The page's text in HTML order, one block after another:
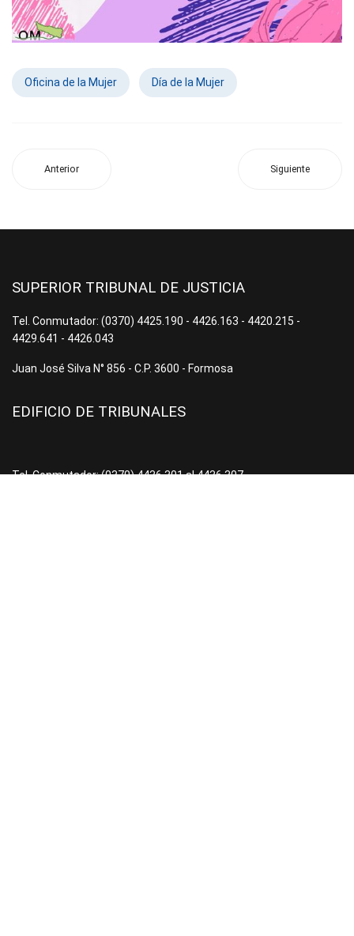
Oficina de la Mujer Día de la Mujer
Anterior Siguiente
SUPERIOR TRIBUNAL DE JUSTICIA
Tel. Conmutador: (0370) 4425.190 - 4426.163 - 4420.215 -
4429.641 - 4426.043
Juan José Silva N° 856 - C.P. 3600 - Formosa
EDIFICIO DE TRIBUNALES
Tel. Conmutador: (0370) 4436.301 al 4436.307